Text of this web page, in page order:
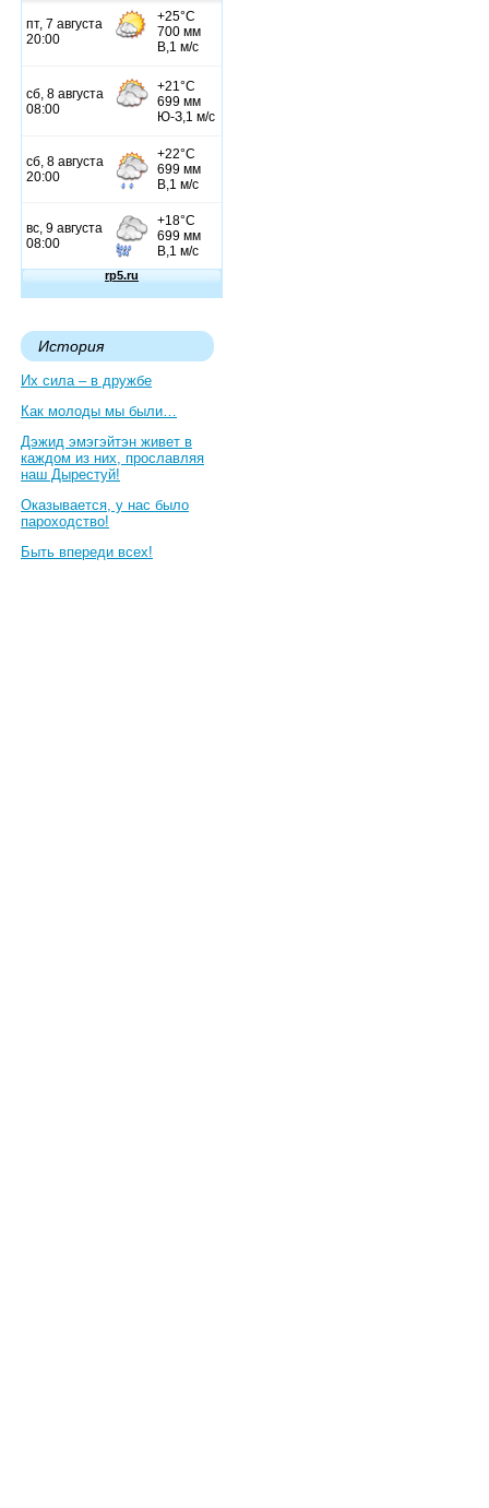
История
Их сила – в дружбе
Как молоды мы были…
Дэжид эмэгэйтэн живет в
каждом из них, прославляя
наш Дырестуй!
Оказывается, у нас было
пароходство!
Быть впереди всех!